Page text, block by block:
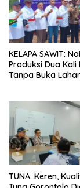
KELAPA SAWIT:
Produksi Dua Kali
Tanpa Buka
TUNA: Keren,